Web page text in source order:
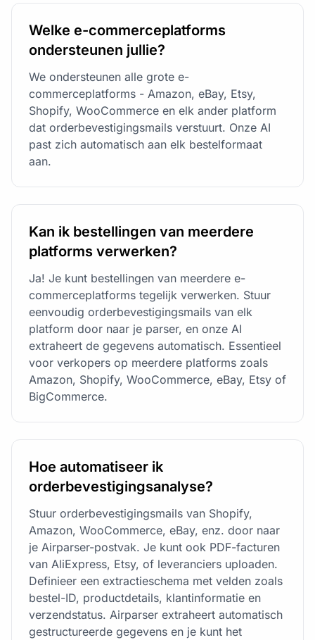
Welke e-commerceplatforms
ondersteunen jullie?
We ondersteunen alle grote e-
commerceplatforms - Amazon, eBay, Etsy,
Shopify, WooCommerce en elk ander platform
dat orderbevestigingsmails verstuurt. Onze AI
past zich automatisch aan elk bestelformaat
aan.
Kan ik bestellingen van meerdere
platforms verwerken?
Ja! Je kunt bestellingen van meerdere e-
commerceplatforms tegelijk verwerken. Stuur
eenvoudig orderbevestigingsmails van elk
platform door naar je parser, en onze AI
extraheert de gegevens automatisch. Essentieel
voor verkopers op meerdere platforms zoals
Amazon, Shopify, WooCommerce, eBay, Etsy of
BigCommerce.
Hoe automatiseer ik
orderbevestigingsanalyse?
Stuur orderbevestigingsmails van Shopify,
Amazon, WooCommerce, eBay, enz. door naar
je Airparser-postvak. Je kunt ook PDF-facturen
van AliExpress, Etsy, of leveranciers uploaden.
Definieer een extractieschema met velden zoals
bestel-ID, productdetails, klantinformatie en
verzendstatus. Airparser extraheert automatisch
gestructureerde gegevens en je kunt het